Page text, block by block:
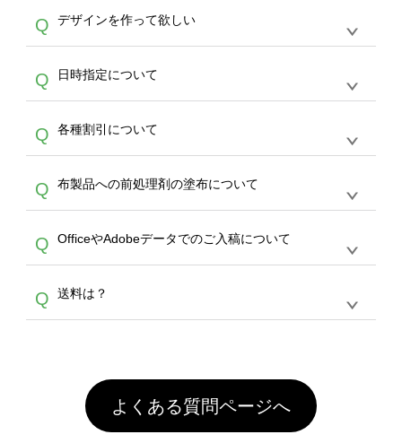
作する数量が多ければ多いほど、オンデマンド
サービスよりも低価格で製作することが可能で
す。
写真などもアップロード可能です。使用できな
い画像はエラーになります。（※ Illustratorか
らの直接入稿には対応していません。AIで保存
し、デザインツールからアップロードして下さ
い）
A
文のみ受け付けております。30個以上のご製
作をお考えの方は、サポートが担当するエコバ
スをご利用頂ければ、電話やFAX、メールなど
でご注文が可能です。
Q デザインを作って欲しい
A
を作って欲しい。などの場合は、製作数量が
30個以上であれば、サポート担当が、デザイ
バッグコンシェル
サー
ビスをご利用ください。(※ 30個以下の場合
は、デザインツールをご利用ください)
Q 日時指定について
A
ん。発送後18時以降に配送業者・伝票番号を
メールでお知らせいたしますので、直接配送業
者にご連絡いただき調整をお願い致します。
Q 各種割引について
A
カート内で自動的に割引(最大50%)が適用され
ます。 【付与ポイント】購入金額の1％が1ポ
イントとして付与され、次回ご注文時に1ポイ
ント＝1円としてお使いいただけます。ポイン
トは発送完了の翌日に付与され、次回ご注文時
からご利用頂けます。ポイントの有効期限は一
年間です。【会員ランク】過去10カ月のご注
文回数により会員ランク割引(最大5%)が適用
頂いても、ログインがされていなければ、ラン
クにカウントがされません。
Q 布製品への前処理剤の塗布について
A
意点（前処理剤）】カラー生地（Tシャツのホ
ワイト、トートバッグのナチュラル、ホワイト
といって、プリントを定着させるための処理剤
を塗布しており、短納期・低価格で商品をお届
害な性質で、水洗いで落とすことが可能です。
お手数ですが、お客様ご自身にて着用前に落と
していただけますようお願いいたします。※1
通常注文・直送機能でのご注文に関わらず、前
Q OfficeやAdobeデータでのご入稿について
A
ません。いずれのデータも該当デザインのみ画
像(JPEG,PNG,GIF,PDF)に変換、またはAdobe
Q 送料は？
引」などによるお値引きで4,000円未満になる
場合は送料がかかりますので、ご注意くださ
い。
よくある質問ページへ